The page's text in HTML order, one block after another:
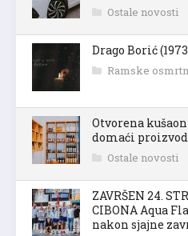
Ostale novosti
Drago Borić
Ramske
Otvorena
domaći
Ostale novosti
ZAVRŠEN 24.
CIBONA Aqua
nakon sjajne